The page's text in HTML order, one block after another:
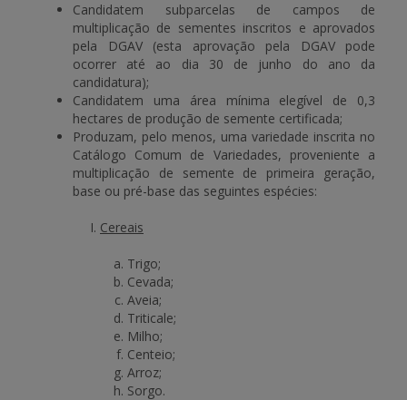
Candidatem subparcelas de campos de
multiplicação de sementes inscritos e aprovados
pela DGAV (esta aprovação pela DGAV pode
ocorrer até ao dia 30 de junho do ano da
candidatura);
Candidatem uma área mínima elegível de 0,3
hectares de produção de semente certificada;
Produzam, pelo menos, uma variedade inscrita no
Catálogo Comum de Variedades, proveniente a
multiplicação de semente de primeira geração,
base ou pré-base das seguintes espécies:
Cereais
Trigo;
Cevada;
Aveia;
Triticale;
Milho;
Centeio;
Arroz;
Sorgo.